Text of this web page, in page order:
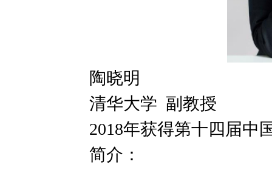
陶晓明
清华大学 副教授
2018年获得第十四届中
简介：